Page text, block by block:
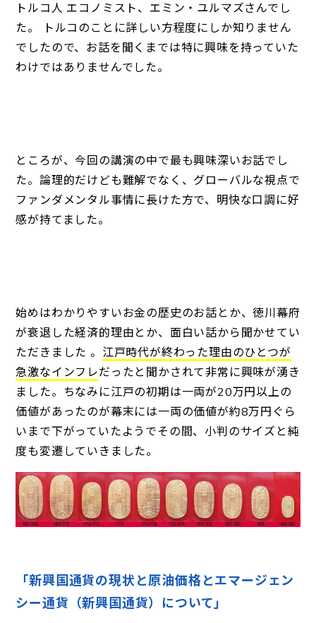
トルコ人 エコノミスト、エミン・ユルマズさんでし
た。 トルコのことに詳しい方程度にしか知りません
でしたので、お話を聞くまでは特に興味を持っていた
わけではありませんでした。
ところが、今回の講演の中で最も興味深いお話でし
た。論理的だけども難解でなく、グローバルな視点で
ファンダメンタル事情に長けた方で、明快な口調に好
感が持てました。
始めはわかりやすいお金の歴史のお話とか、徳川幕府
が衰退した経済的理由とか、面白い話から聞かせてい
ただきました 。 江戸時代が終わった理由のひとつが
急激なインフレだったと聞かされて非常に興味が湧き
ました。ちなみに江戸の初期は一両が20万円以上の
価値があったのが幕末には一両の価値が約8万円ぐら
いまで下がっていたようでその間、小判のサイズと純
度も変遷していきました。
「新興国通貨の現状と原油価格とエマージェン
シー通貨（新興国通貨）について」